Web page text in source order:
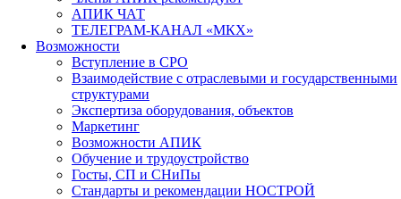
АПИК ЧАТ
ТЕЛЕГРАМ-КАНАЛ «МКХ»
Возможности
Вступление в СРО
Взаимодействие с отраслевыми и государственными
структурами
Экспертиза оборудования, объектов
Маркетинг
Возможности АПИК
Обучение и трудоустройство
Госты, СП и СНиПы
Стандарты и рекомендации НОСТРОЙ